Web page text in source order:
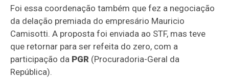
Foi essa coordenação também que fez a negociação
da delação premiada do empresário Mauricio
Camisotti. A proposta foi enviada ao STF, mas teve
que retornar para ser refeita do zero, com a
participação da PGR (Procuradoria-Geral da
República).